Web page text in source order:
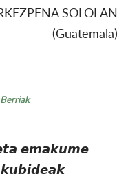
SOLOLAN
(Guatemala)
Berriak
𝙚𝙢𝙖𝙠𝙪𝙢𝙚